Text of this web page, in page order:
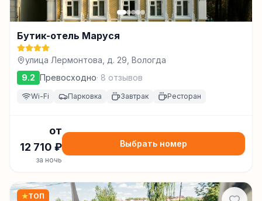
Бутик-отель Маруся
улица Лермонтова, д. 29, Вологда
9.2 Превосходно· 8 отзывов
Wi-Fi Парковка Завтрак Ресторан
от
12 710 ₽
за ночь
Выбрать номер
★ТОП